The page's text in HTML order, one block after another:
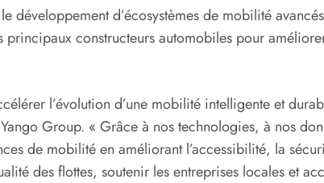
développement d’écosystèmes de mobilité
constructeurs automobiles pour
l’évolution d’une mobilité intelligente et
Group. « Grâce à nos technologies, à nos
de mobilité en améliorant l’accessibilité, la
des flottes, soutenir les entreprises locales et